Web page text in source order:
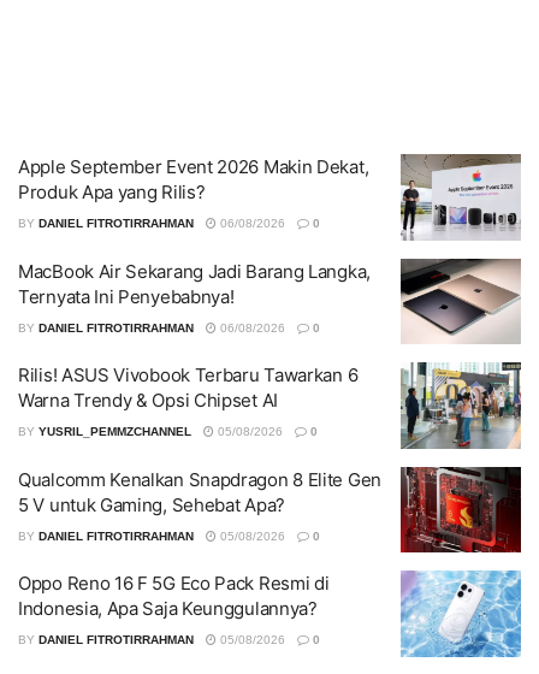
Apple September Event 2026 Makin Dekat,
Produk Apa yang Rilis?
BY DANIEL FITROTIRRAHMAN 06/08/2026 0
MacBook Air Sekarang Jadi Barang Langka,
Ternyata Ini Penyebabnya!
BY DANIEL FITROTIRRAHMAN 06/08/2026 0
Rilis! ASUS Vivobook Terbaru Tawarkan 6
Warna Trendy & Opsi Chipset AI
BY YUSRIL_PEMMZCHANNEL 05/08/2026 0
Qualcomm Kenalkan Snapdragon 8 Elite Gen
5 V untuk Gaming, Sehebat Apa?
BY DANIEL FITROTIRRAHMAN 05/08/2026 0
Oppo Reno 16 F 5G Eco Pack Resmi di
Indonesia, Apa Saja Keunggulannya?
BY DANIEL FITROTIRRAHMAN 05/08/2026 0